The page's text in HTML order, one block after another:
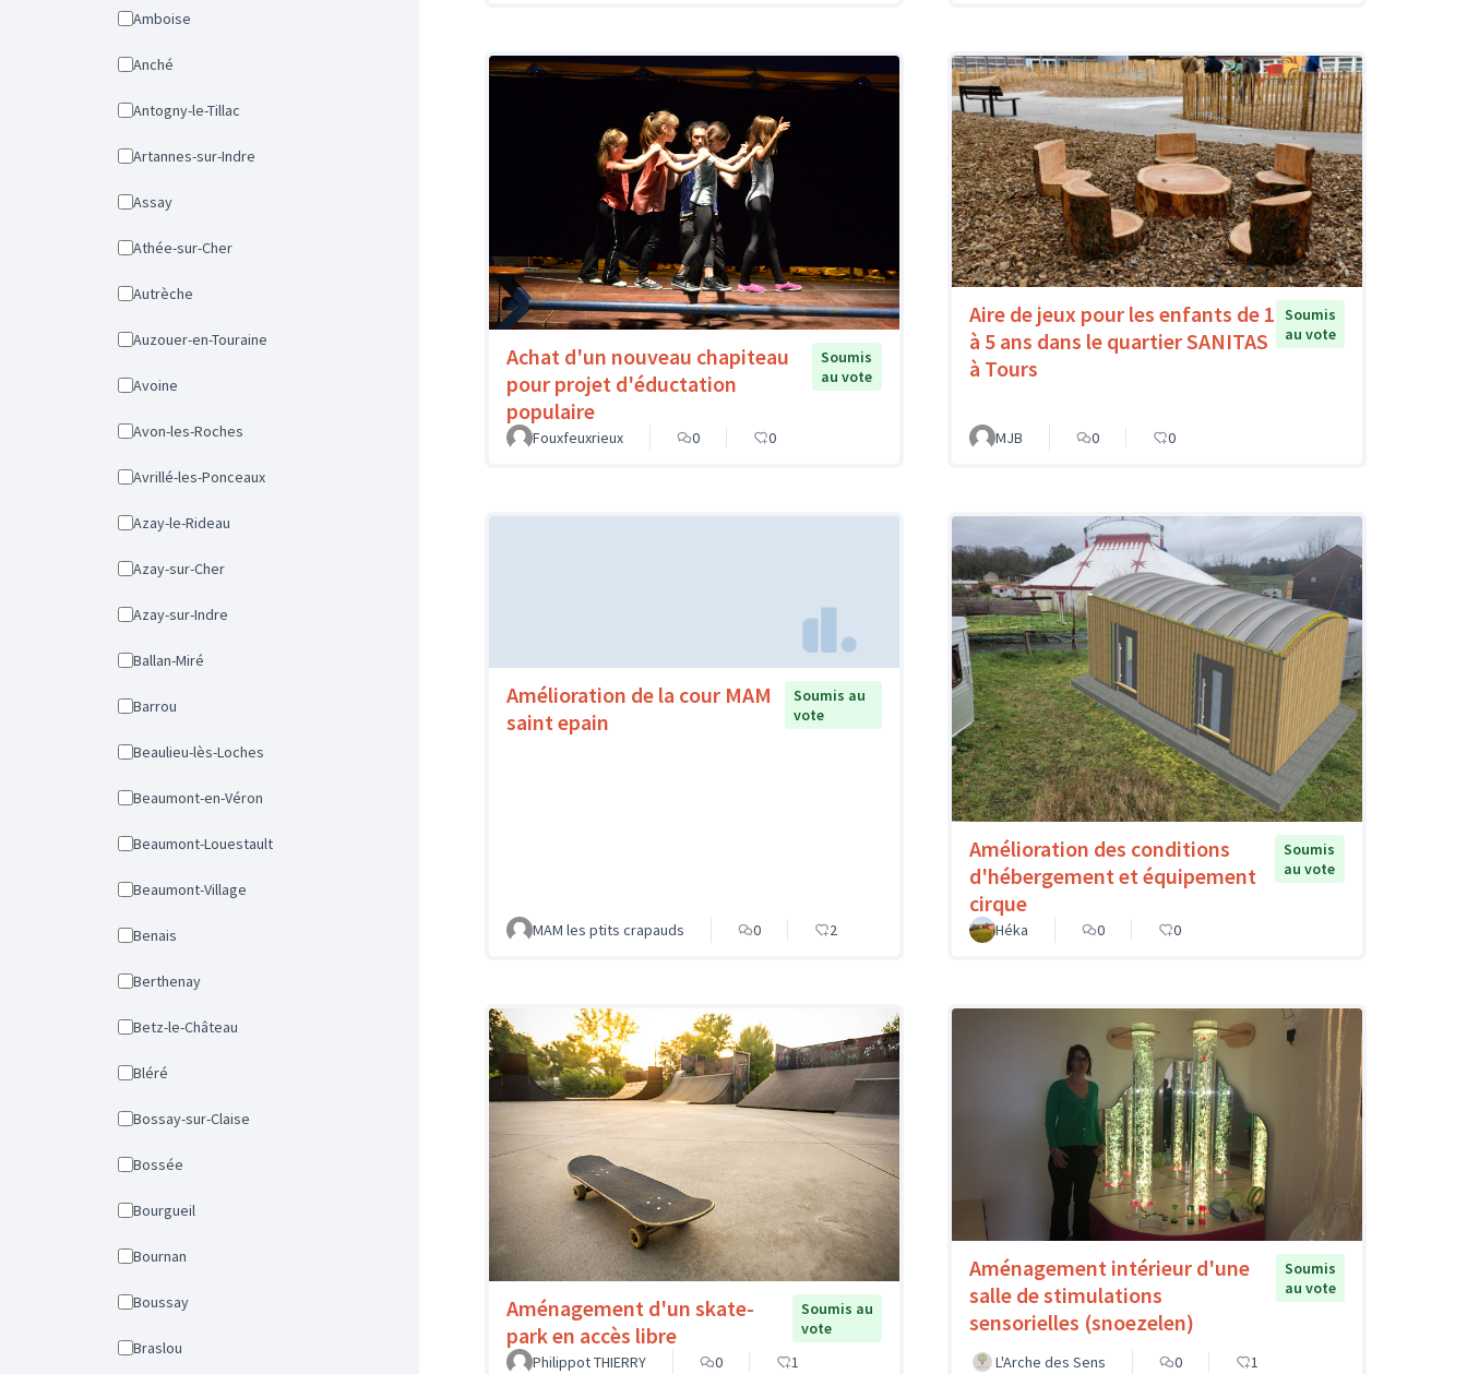
Amboise
Anché
Antogny-le-Tillac
Artannes-sur-Indre
Assay
Athée-sur-Cher
Autrèche
Auzouer-en-Touraine
Avoine
Avon-les-Roches
Avrillé-les-Ponceaux
Azay-le-Rideau
Azay-sur-Cher
Azay-sur-Indre
Ballan-Miré
Barrou
Beaulieu-lès-Loches
Beaumont-en-Véron
Beaumont-Louestault
Beaumont-Village
Benais
Berthenay
Betz-le-Château
Bléré
Bossay-sur-Claise
Bossée
Bourgueil
Bournan
Boussay
Braslou
Achat d'un nouveau chapiteau
pour projet d'éductation
populaire
Soumis
au vote
Fouxfeuxrieux 0 0
Aire de jeux pour les enfants de 1
à 5 ans dans le quartier SANITAS
à Tours
Soumis
au vote
MJB 0 0
Amélioration de la cour MAM
saint epain
Soumis au
vote
MAM les ptits crapauds 0 2
Amélioration des conditions
d'hébergement et équipement
cirque
Soumis
au vote
Héka 0 0
Aménagement d'un skate-
park en accès libre
Soumis au
vote
Philippot THIERRY
0 1
Aménagement intérieur d'une
salle de stimulations
sensorielles (snoezelen)
Soumis
au vote
L'Arche des Sens 0 1